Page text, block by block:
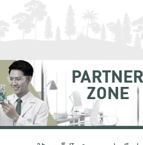
PARTNER
ZONE